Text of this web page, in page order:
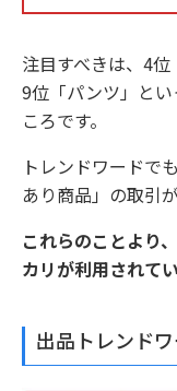
注目すべきは、4位
9位「パンツ」と
ころです。
トレンドワードで
あり商品」の取引
これらのことより
カリが利用されて
出品トレンド